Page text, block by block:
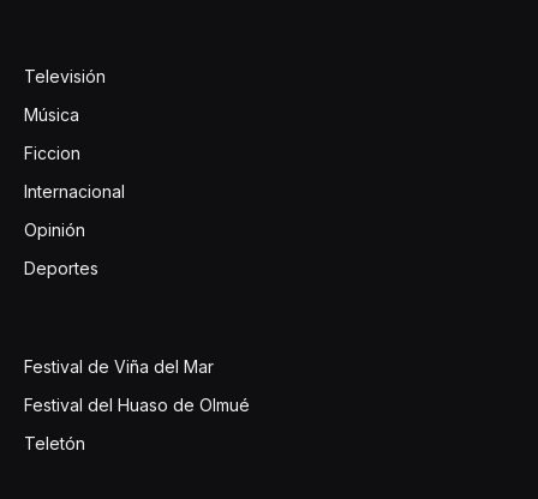
Televisión
Música
Ficcion
Internacional
Opinión
Deportes
Festival de Viña del Mar
Festival del Huaso de Olmué
Teletón